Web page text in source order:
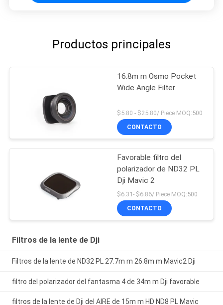
Productos principales
16.8m m Osmo Pocket
Wide Angle Filter
$5.80 - $25.80/ Piece MOQ:500
CONTACTO
Favorable filtro del
polarizador de ND32 PL
Dji Mavic 2
$6.31- $6.86/ Piece MOQ:500
CONTACTO
Filtros de la lente de Dji
Filtros de la lente de ND32 PL 27.7m m 26.8m m Mavic2 Dji
filtro del polarizador del fantasma 4 de 34m m Dji favorable
filtros de la lente de Dji del AIRE de 15m m HD ND8 PL Mavic